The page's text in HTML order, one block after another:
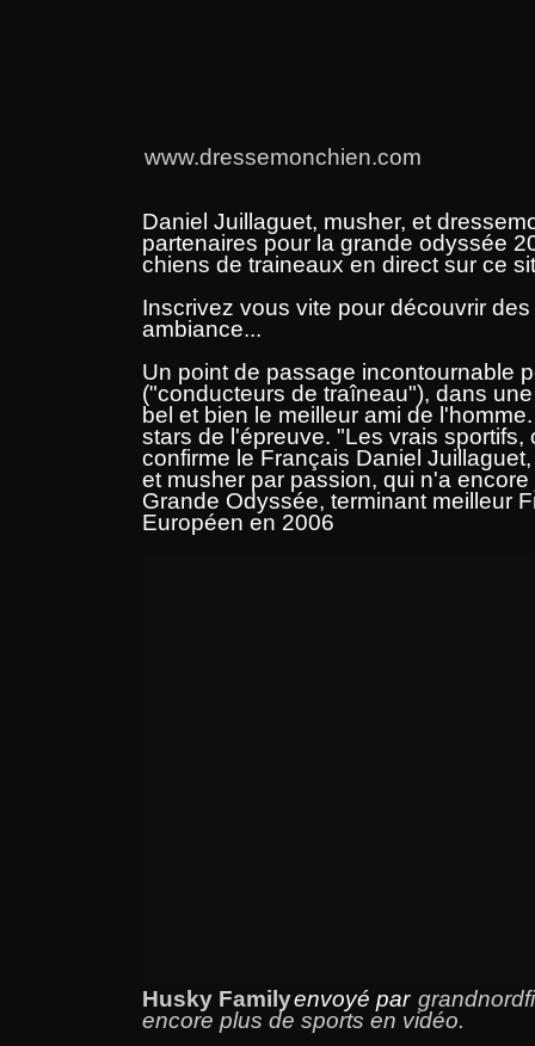
www.dressemonchien.com
Daniel Juillaguet, musher, et
partenaires pour la grande odyssée
chiens de traineaux en direct sur ce
Inscrivez vous vite pour découvrir
ambiance...
Un point de passage incontournable
("conducteurs de traîneau"), dans
bel et bien le meilleur ami de
stars de l'épreuve. "Les vrais sportifs,
confirme le Français Daniel
et musher par passion, qui n'a
Grande Odyssée, terminant meilleur
Européen en 2006
Husky Familyenvoyé par
encore plus de sports en vidéo.